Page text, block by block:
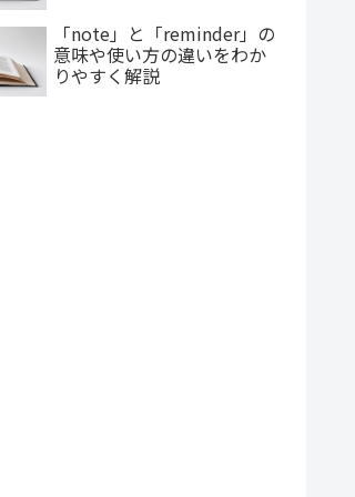
「note」と「reminder」の
意味や使い方の違いをわか
りやすく解説